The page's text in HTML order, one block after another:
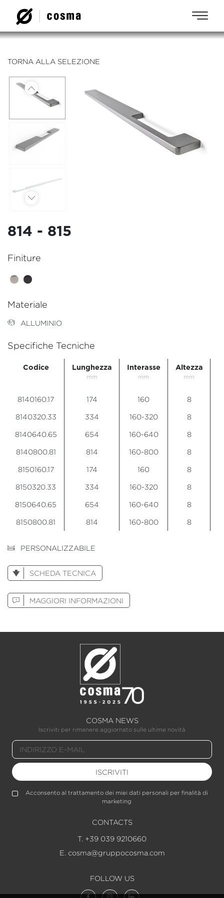
TORNA ALLA SELEZIONE
814 - 815
Finiture
Materiale
ALLUMINIO
Specifiche Tecniche
Codice Lunghezza
mm
Interasse
mm
Altezza
mm
8140160.17 174 160 8
8140320.33 334 160-320 8
8140640.65 654 160-640 8
8140800.81 814 160-800 8
8150160.17 174 160 8
8150320.33 334 160-320 8
8150640.65 654 160-640 8
8150800.81 814 160-800 8
PERSONALIZZABILE
SCHEDA TECNICA
MAGGIORI INFORMAZIONI
COSMA NEWS
Iscriviti per rimanere aggiornato sulle ultime novità
ISCRIVITI
Acconsento al trattamento dei miei dati personali per finalità di
marketing
CONTACTS
T. +39 039 9210660
E. cosma@gruppocosma.com
FOLLOW US